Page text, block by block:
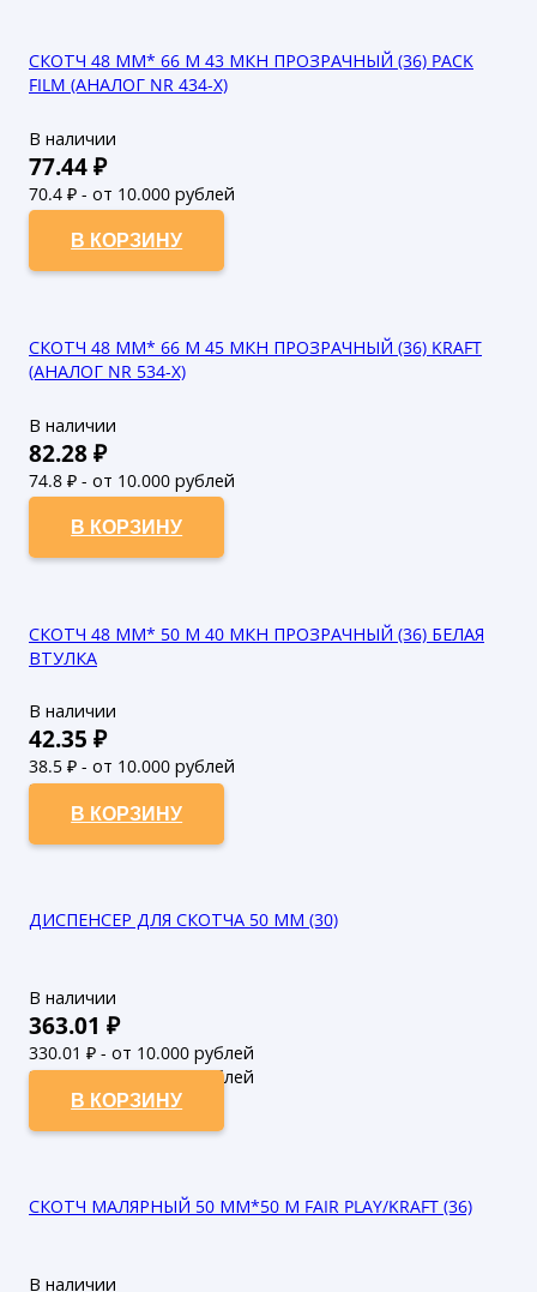
СКОТЧ 48 ММ* 66 М 43 МКН ПРОЗРАЧНЫЙ (36) PACK
FILM (АНАЛОГ NR 434-X)
В наличии
77.44₽
70.4 ₽ - от 10.000 рублей
64₽ - от 50.000 рублей
В КОРЗИНУ
СКОТЧ 48 ММ* 66 М 45 МКН ПРОЗРАЧНЫЙ (36) KRAFT
(АНАЛОГ NR 534-X)
В наличии
82.28₽
74.8 ₽ - от 10.000 рублей
68₽ - от 50.000 рублей
В КОРЗИНУ
СКОТЧ 48 ММ* 50 М 40 МКН ПРОЗРАЧНЫЙ (36) БЕЛАЯ
ВТУЛКА
В наличии
42.35 ₽
38.5 ₽ - от 10.000 рублей
35₽ - от 50.000 рублей
В КОРЗИНУ
ДИСПЕНСЕР ДЛЯ СКОТЧА 50 ММ (30)
В наличии
363.01 ₽
330.01 ₽ - от 10.000 рублей
300.01₽ - от 50.000 рублей
В КОРЗИНУ
СКОТЧ МАЛЯРНЫЙ 50 ММ*50 М FAIR PLAY/KRAFT (36)
В наличии